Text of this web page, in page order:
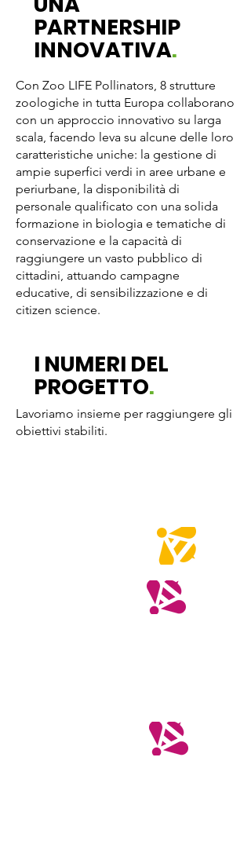
PARTNERSHIP
INNOVATIVA.
Con Zoo LIFE Pollinators, 8 strutture
zoologiche in tutta Europa collaborano
con un approccio innovativo su larga
scala, facendo leva su alcune delle loro
caratteristiche uniche: la gestione di
ampie superfici verdi in aree urbane e
periurbane, la disponibilità di
personale qualificato con una solida
formazione in biologia e tematiche di
conservazione e la capacità di
raggiungere un vasto pubblico di
cittadini, attuando campagne
educative, di sensibilizzazione e di
citizen science.
81
Lavoriamo insieme per raggiungere gli
obiettivi stabiliti.
I NUMERI DEL
PROGETTO.